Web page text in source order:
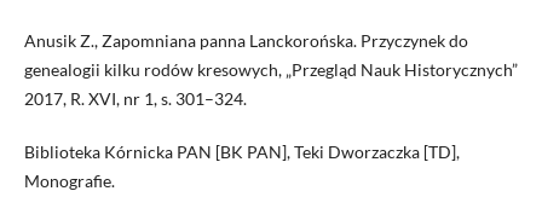
Anusik Z., Zapomniana panna Lanckorońska. Przyczynek do
genealogii kilku rodów kresowych, „Przegląd Nauk Historycznych”
2017, R. XVI, nr 1, s. 301–324.
Biblioteka Kórnicka PAN [BK PAN], Teki Dworzaczka [TD],
Monografie.